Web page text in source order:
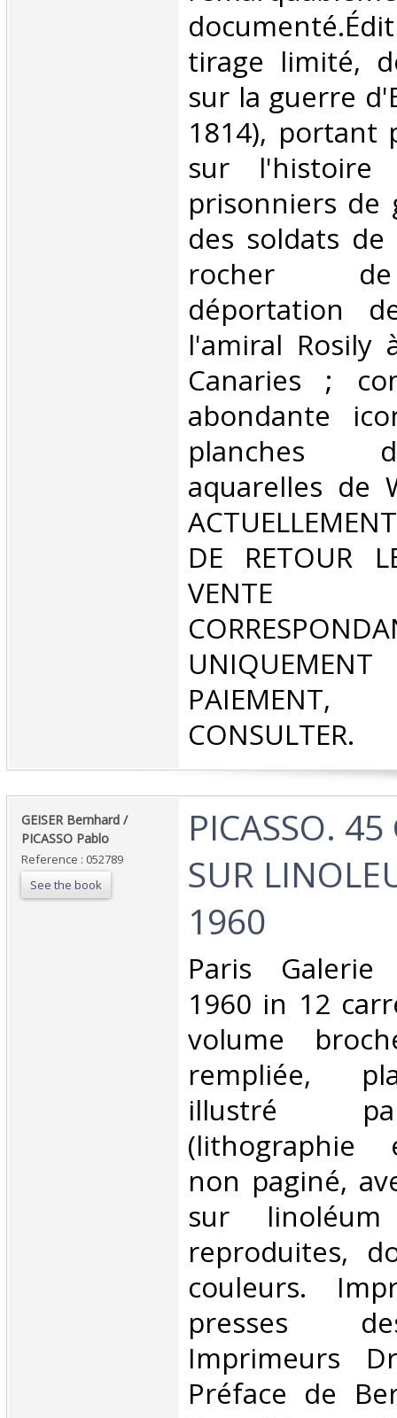
tirage limité,
sur la guerre
1814), portant
sur l'histoire
prisonniers de
des soldats
rocher
déportation
l'amiral Rosily
Canaries ;
abondante
planches
aquarelles de
DE RETOUR
CONSULTER.‎
‎GEISER Bernhard /
PICASSO Pablo ‎
Reference : 052789
See the book
‎PICASSO. 45
SUR
1960 ‎
‎Paris
1960 in 12
volume
rempliée,
illustré
(lithographie
non paginé,
sur
reproduites,
couleurs.
presses
Imprimeurs
Préface de